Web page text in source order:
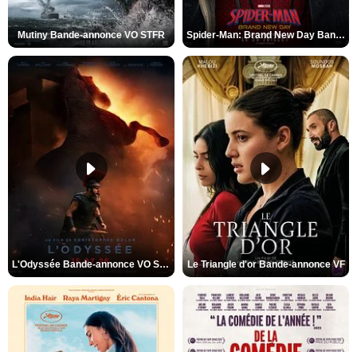
Mutiny Bande-annonce VO STFR Spider-Man: Brand New Day Bande-annonce VO STFR
L'Odyssée Bande-annonce VO STFR Le Triangle d'or Bande-annonce VF